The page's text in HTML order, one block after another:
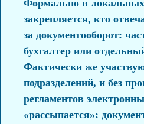
Формально в
закрепляется, кто
за документооборот:
бухгалтер или
Фактически же
подразделений, и без
регламентов
«рассыпается»: